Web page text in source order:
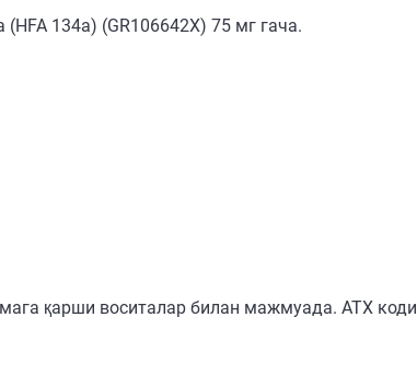
134а) (GR106642X) 75 мг гача.
қарши воситалар билан мажмуада. АТХ